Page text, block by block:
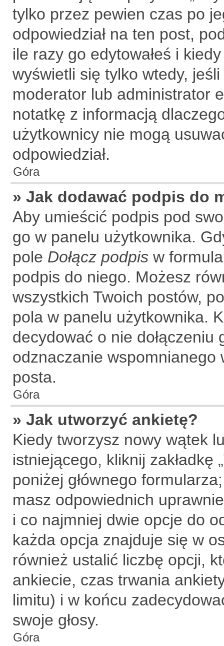
tylko przez pewien czas po
odpowiedział na ten post,
ile razy go edytowałeś i
wyświetli się tylko wtedy,
moderator lub administrator
notatkę z informacją
użytkownicy nie mogą
odpowiedział.
Góra
» Jak dodawać podpis do
Aby umieścić podpis pod
go w panelu użytkownika.
pole Dołącz podpis w
podpis do niego. Możesz
wszystkich Twoich postów,
pola w panelu użytkownika.
decydować o nie
odznaczanie
posta.
Góra
» Jak utworzyć ankietę?
Kiedy tworzysz nowy wątek
istniejącego, kliknij zakładkę
poniżej głównego
masz odpowiednich
i co najmniej dwie opcje do
każda opcja znajduje się w
również ustalić liczbę opcji,
ankiecie, czas trwania
limitu) i w końcu
swoje głosy.
Góra